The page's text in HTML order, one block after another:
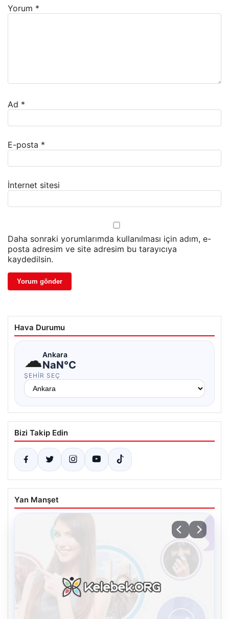
Yorum *
Ad *
E-posta *
İnternet sitesi
Daha sonraki yorumlarımda kullanılması için adım, e-
posta adresim ve site adresim bu tarayıcıya
kaydedilsin.
Hava Durumu
☁Ankara
NaN°C
ŞEHIR SEÇ
Bizi Takip Edin
Yan Manşet